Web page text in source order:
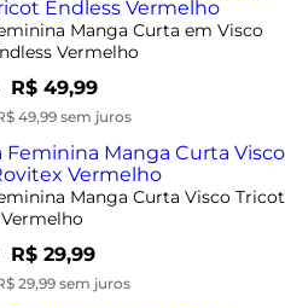
Manga Curta em Visco
Vermelho
R$ 49,99
49,99 sem juros
Manga Curta Visco Tricot
R$ 29,99
29,99 sem juros